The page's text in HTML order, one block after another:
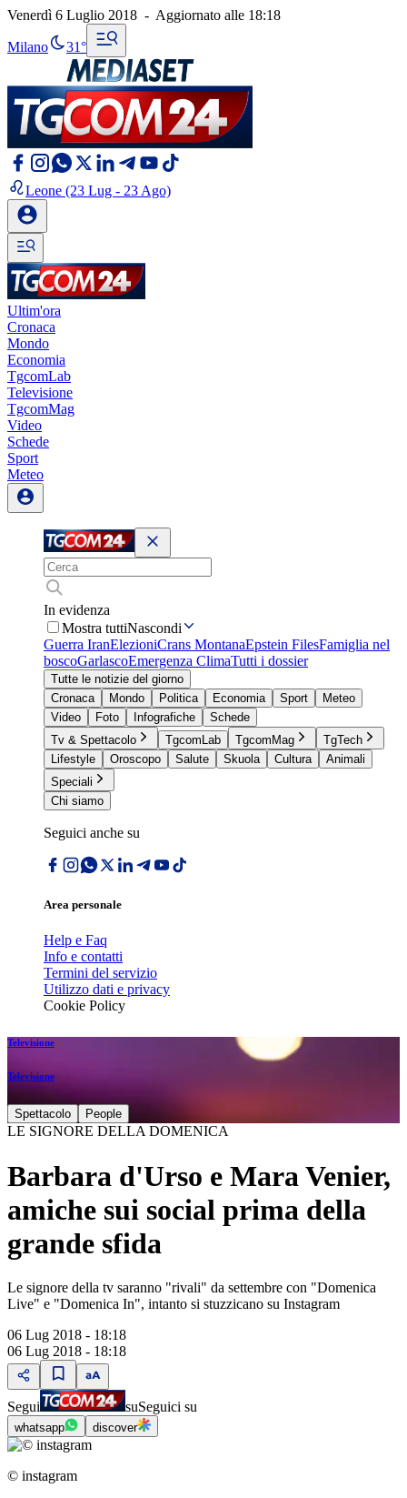
Venerdì 6 Luglio 2018 - Aggiornato alle 18:18
Milano 31°
Leone (23 Lug - 23 Ago)
Ultim'ora
Cronaca
Mondo
Economia
TgcomLab
Televisione
TgcomMag
Video
Schede
Sport
Meteo
In evidenza
Mostra tuttiNascondi
Guerra IranElezioniCrans MontanaEpstein FilesFamiglia nel
boscoGarlascoEmergenza ClimaTutti i dossier
Tutte le notizie del giorno
Cronaca
Mondo Politica Economia Sport
Meteo
Video
Foto Infografiche
Schede
Tv & Spettacolo
TgcomLab TgcomMag
TgTech
Lifestyle
Oroscopo Salute Skuola Cultura
Animali
Speciali
Chi siamo
Seguici anche su
Area personale
Help e Faq
Info e contatti
Termini del servizio
Utilizzo dati e privacy
Cookie Policy
Televisione
Televisione
Spettacolo People
LE SIGNORE DELLA DOMENICA
Barbara d'Urso e Mara Venier,
amiche sui social prima della
grande sfida
Le signore della tv saranno "rivali" da settembre con "Domenica
Live" e "Domenica In", intanto si stuzzicano su Instagram
06 Lug 2018 - 18:18
06 Lug 2018 - 18:18
Segui suSeguici su
whatsapp discover
© instagram